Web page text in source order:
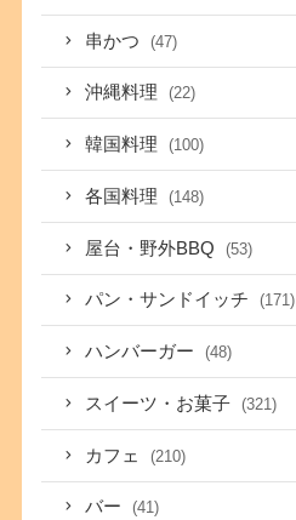
串かつ (47)
沖縄料理 (22)
韓国料理 (100)
各国料理 (148)
屋台・野外BBQ (53)
パン・サンドイッチ (171)
ハンバーガー (48)
スイーツ・お菓子 (321)
カフェ (210)
バー (41)